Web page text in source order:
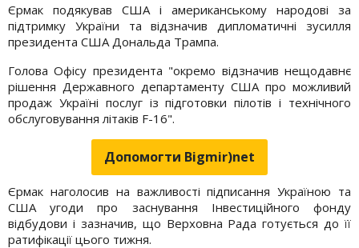
Єрмак подякував США і американському народові за
підтримку України та відзначив дипломатичні зусилля
президента США Дональда Трампа.
Голова Офісу президента "окремо відзначив нещодавнє
рішення Державного департаменту США про можливий
продаж Україні послуг із підготовки пілотів і технічного
обслуговування літаків F-16".
Допомогти Bigmir)net
Єрмак наголосив на важливості підписання Україною та
США угоди про заснування Інвестиційного фонду
відбудови і зазначив, що Верховна Рада готується до її
ратифікації цього тижня.